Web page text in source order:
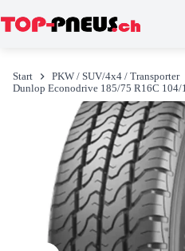
springen
Start PKW / SUV/4x4 / Transporter
Dunlop Econodrive 185/75 R16C 104/